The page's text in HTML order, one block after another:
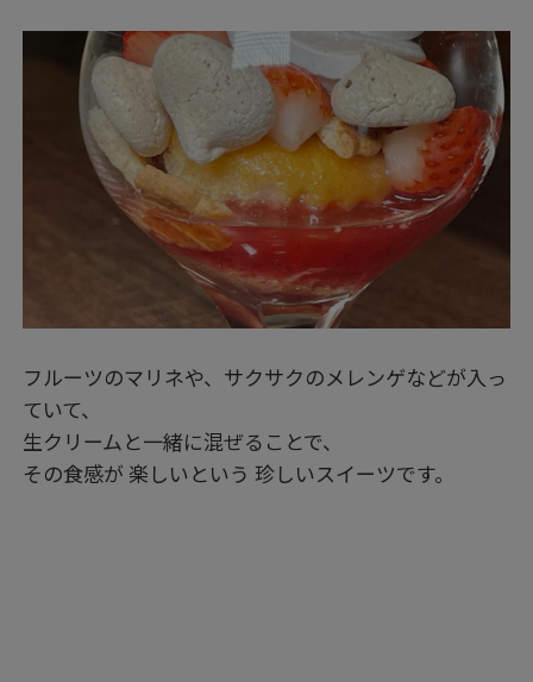
フルーツのマリネや、サクサクのメレンゲなどが入っ
ていて、
生クリームと一緒に混ぜることで、
その食感が 楽しいという 珍しいスイーツです。